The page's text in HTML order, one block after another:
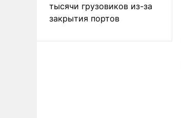
тысячи грузовиков из-за
закрытия портов